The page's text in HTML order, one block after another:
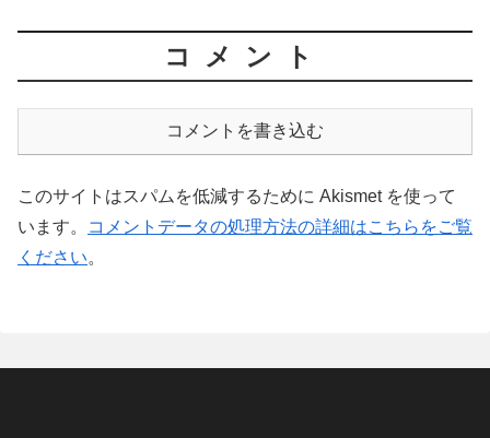
コメント
コメントを書き込む
このサイトはスパムを低減するために Akismet を使って
います。
コメントデータの処理方法の詳細はこちらをご覧
ください。